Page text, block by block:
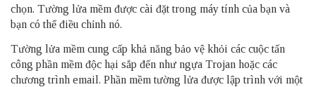
chọn. Tường lửa mềm được cài đặt trong máy tính của bạn và
bạn có thể điều chỉnh nó.
Tường lửa mềm cung cấp khả năng bảo vệ khỏi các cuộc tấn
công phần mềm độc hại sắp đến như ngựa Trojan hoặc các
chương trình email. Phần mềm tường lửa được lập trình với một